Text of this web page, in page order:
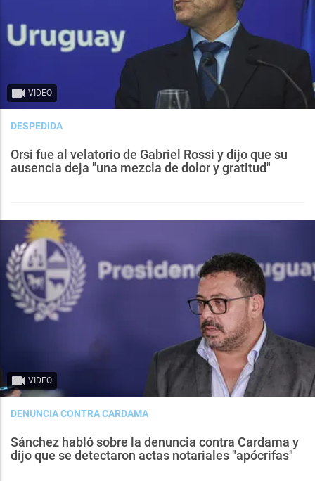
VIDEO
DESPEDIDA
Orsi fue al velatorio de Gabriel Rossi y dijo que su
ausencia deja "una mezcla de dolor y gratitud"
VIDEO
DENUNCIA CONTRA CARDAMA
Sánchez habló sobre la denuncia contra Cardama y
dijo que se detectaron actas notariales "apócrifas"